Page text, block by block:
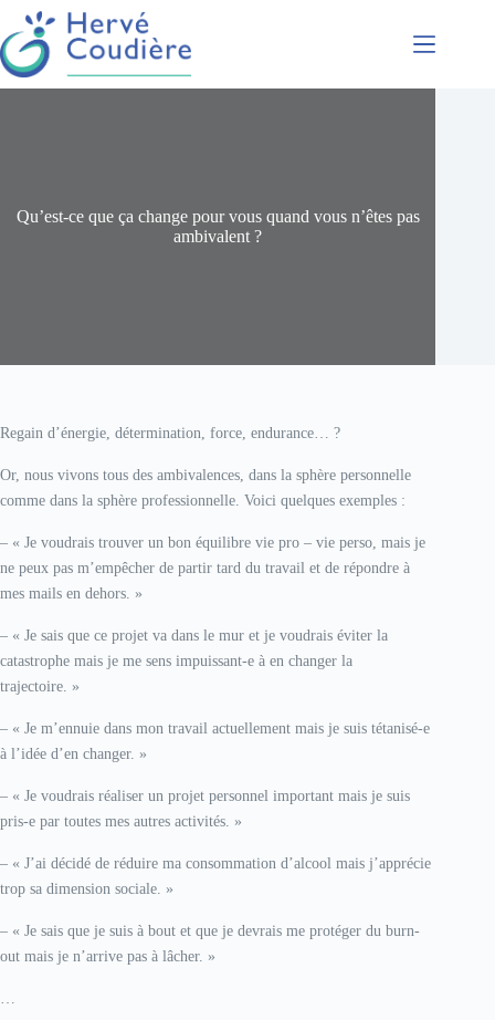
Accompagnement
Qu’est-ce que ça change pour vous quand vous n’êtes pas
ambivalent ?
Regain d’énergie, détermination, force, endurance… ?
Or, nous vivons tous des ambivalences, dans la sphère personnelle
comme dans la sphère professionnelle. Voici quelques exemples :
– « Je voudrais trouver un bon équilibre vie pro – vie perso, mais je
ne peux pas m’empêcher de partir tard du travail et de répondre à
mes mails en dehors. »
– « Je sais que ce projet va dans le mur et je voudrais éviter la
catastrophe mais je me sens impuissant-e à en changer la
trajectoire. »
– « Je m’ennuie dans mon travail actuellement mais je suis tétanisé-e
à l’idée d’en changer. »
– « Je voudrais réaliser un projet personnel important mais je suis
pris-e par toutes mes autres activités. »
– « J’ai décidé de réduire ma consommation d’alcool mais j’apprécie
trop sa dimension sociale. »
– « Je sais que je suis à bout et que je devrais me protéger du burn-
out mais je n’arrive pas à lâcher. »
…